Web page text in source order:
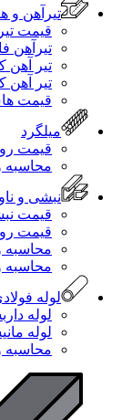
تیرآهن و
قیمت
تیرآهن
تیر آهن
تیر آهن
قیمت
میلگرد
قیمت
محاسبه
نبشی و
قیمت
قیمت
محاسبه
محاسبه
لوله
لوله
لوله
محاسبه